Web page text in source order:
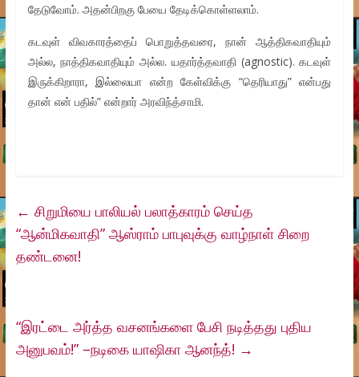
தேடுவோம். அதன்பிறகு பேயை தேடிக்கொள்ளலாம்.
கடவுள் விவகாரத்தைப் பொறுத்தவரை, நான் ஆத்திகவாதியும்
அல்ல, நாத்திகவாதியும் அல்ல. யதார்த்தவாதி (agnostic). கடவுள்
இருக்கிறாரா, இல்லையா என்ற கேள்விக்கு “தெரியாது” என்பது
தான் என் பதில்” என்றார் அரவிந்த்சாமி.
← சிறுமியை பாலியல் பலாத்காரம் செய்த
“ஆன்மிகவாதி” ஆஸ்ராம் பாபுவுக்கு வாழ்நாள் சிறை
தண்டனை!
“இரட்டை அர்த்த வசனங்களை பேசி நடித்தது புதிய
அனுபவம்!” –நடிகை யாஷிகா ஆனந்த்! →